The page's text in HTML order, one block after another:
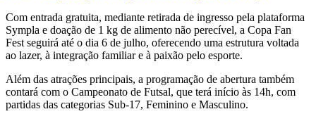
Com entrada gratuita, mediante retirada de ingresso pela plataforma
Sympla e doação de 1 kg de alimento não perecível, a Copa Fan
Fest seguirá até o dia 6 de julho, oferecendo uma estrutura voltada
ao lazer, à integração familiar e à paixão pelo esporte.
Além das atrações principais, a programação de abertura também
contará com o Campeonato de Futsal, que terá início às 14h, com
partidas das categorias Sub-17, Feminino e Masculino.